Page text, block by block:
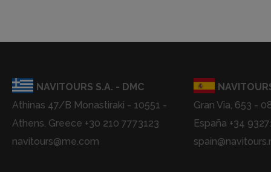
NAVITOURS S.A. - DMC
Athinas 47/B Monastiraki - 10551 -
Athens, Greece +30 210 7773123
navitours@me.com
Gran Via, 653 -
España +34